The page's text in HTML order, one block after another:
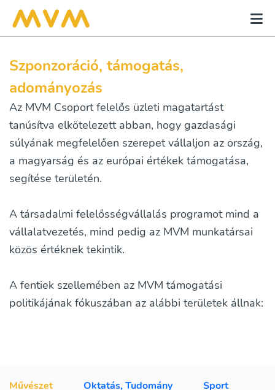
Szponzoráció, támogatás,
adományozás
Az MVM Csoport felelős üzleti magatartást
tanúsítva elkötelezett abban, hogy gazdasági
súlyának megfelelően szerepet vállaljon az ország,
a magyarság és az európai értékek támogatása,
segítése területén.
A társadalmi felelősségvállalás programot mind a
vállalatvezetés, mind pedig az MVM munkatársai
közös értéknek tekintik.
A fentiek szellemében az MVM támogatási
politikájának fókuszában az alábbi területek állnak:
Művészet Oktatás, Tudomány Sport